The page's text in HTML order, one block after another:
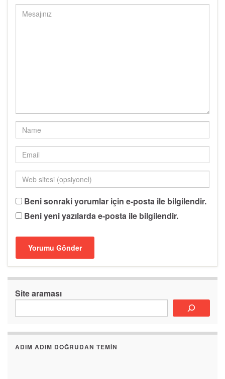
Beni sonraki yorumlar için e-posta ile bilgilendir.
Beni yeni yazılarda e-posta ile bilgilendir.
Site araması
ADIM ADIM DOĞRUDAN TEMIN